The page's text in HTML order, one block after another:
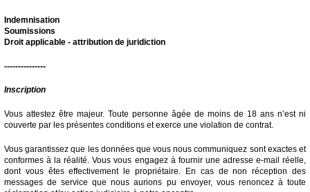
Indemnisation
Soumissions
Droit applicable - attribution de juridiction
---------------
Inscription
Vous attestez être majeur. Toute personne âgée de moins de 18 ans n’est ni
couverte par les présentes conditions et exerce une violation de contrat.
Vous garantissez que les données que vous nous communiquez sont exactes et
conformes à la réalité. Vous vous engagez à fournir une adresse e-mail réelle,
dont vous êtes effectivement le propriétaire. En cas de non réception des
messages de service que nous aurions pu envoyer, vous renoncez à toute